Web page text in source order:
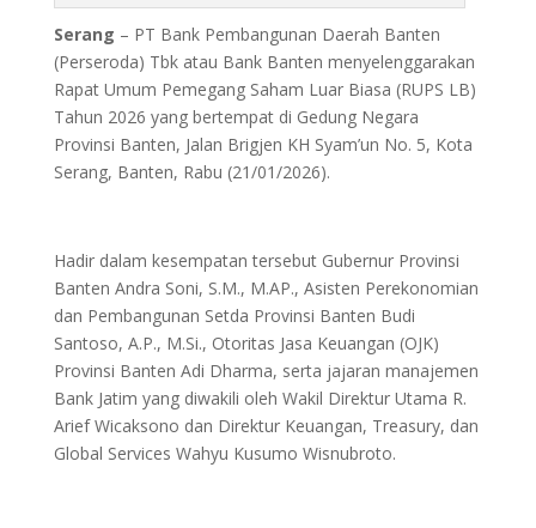
Serang – PT Bank Pembangunan Daerah Banten
(Perseroda) Tbk atau Bank Banten menyelenggarakan
Rapat Umum Pemegang Saham Luar Biasa (RUPS LB)
Tahun 2026 yang bertempat di Gedung Negara
Provinsi Banten, Jalan Brigjen KH Syam’un No. 5, Kota
Serang, Banten, Rabu (21/01/2026).
Hadir dalam kesempatan tersebut Gubernur Provinsi
Banten Andra Soni, S.M., M.AP., Asisten Perekonomian
dan Pembangunan Setda Provinsi Banten Budi
Santoso, A.P., M.Si., Otoritas Jasa Keuangan (OJK)
Provinsi Banten Adi Dharma, serta jajaran manajemen
Bank Jatim yang diwakili oleh Wakil Direktur Utama R.
Arief Wicaksono dan Direktur Keuangan, Treasury, dan
Global Services Wahyu Kusumo Wisnubroto.